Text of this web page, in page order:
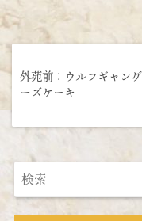
外苑前：ウルフギャン
ーズケーキ